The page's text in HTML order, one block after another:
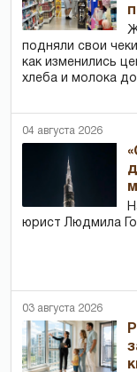
подняли свои
как изменились
хлеба и молока
04 августа 2026
юрист Людмила
03 августа 2026